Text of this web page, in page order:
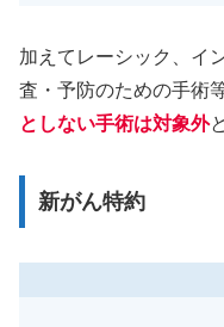
加えてレーシック、イ
査・予防のための手術等
としない手術は対象外
新がん特約